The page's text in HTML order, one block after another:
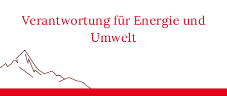
Verantwortung für Energie und
Umwelt